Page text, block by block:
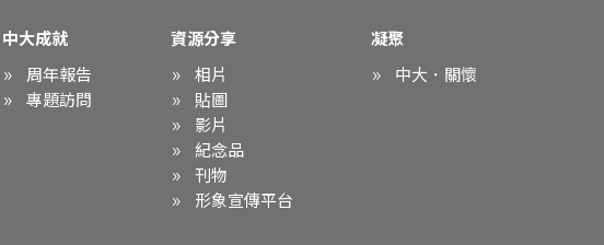
中大成就
周年報告
專題訪問
資源分享
相片
貼圖
影片
紀念品
刊物
形象宣傳平台
凝聚
中大．關懷